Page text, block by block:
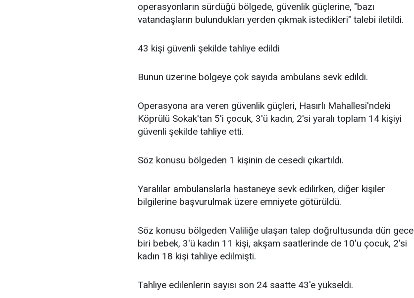
operasyonların sürdüğü bölgede, güvenlik güçlerine, "bazı
vatandaşların bulundukları yerden çıkmak istedikleri" talebi iletildi.
43 kişi güvenli şekilde tahliye edildi
Bunun üzerine bölgeye çok sayıda ambulans sevk edildi.
Operasyona ara veren güvenlik güçleri, Hasırlı Mahallesi'ndeki
Köprülü Sokak'tan 5'i çocuk, 3'ü kadın, 2'si yaralı toplam 14 kişiyi
güvenli şekilde tahliye etti.
Söz konusu bölgeden 1 kişinin de cesedi çıkartıldı.
Yaralılar ambulanslarla hastaneye sevk edilirken, diğer kişiler
bilgilerine başvurulmak üzere emniyete götürüldü.
Söz konusu bölgeden Valiliğe ulaşan talep doğrultusunda dün gece
biri bebek, 3'ü kadın 11 kişi, akşam saatlerinde de 10'u çocuk, 2'si
kadın 18 kişi tahliye edilmişti.
Tahliye edilenlerin sayısı son 24 saatte 43'e yükseldi.